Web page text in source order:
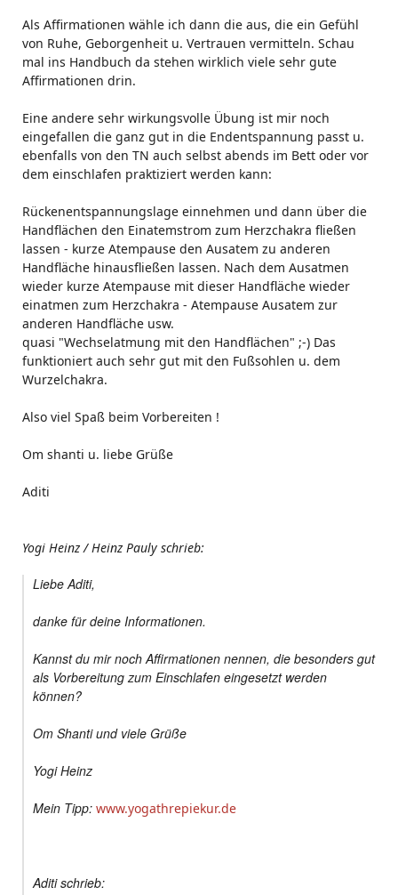
Als Affirmationen wähle ich dann die aus, die ein Gefühl
von Ruhe, Geborgenheit u. Vertrauen vermitteln. Schau
mal ins Handbuch da stehen wirklich viele sehr gute
Affirmationen drin.
Eine andere sehr wirkungsvolle Übung ist mir noch
eingefallen die ganz gut in die Endentspannung passt u.
ebenfalls von den TN auch selbst abends im Bett oder vor
dem einschlafen praktiziert werden kann:
Rückenentspannungslage einnehmen und dann über die
Handflächen den Einatemstrom zum Herzchakra fließen
lassen - kurze Atempause den Ausatem zu anderen
Handfläche hinausfließen lassen. Nach dem Ausatmen
wieder kurze Atempause mit dieser Handfläche wieder
einatmen zum Herzchakra - Atempause Ausatem zur
anderen Handfläche usw.
quasi "Wechselatmung mit den Handflächen" ;-) Das
funktioniert auch sehr gut mit den Fußsohlen u. dem
Wurzelchakra.
Also viel Spaß beim Vorbereiten !
Om shanti u. liebe Grüße
Aditi
Yogi Heinz / Heinz Pauly schrieb:
Liebe Aditi,
danke für deine Informationen.
Kannst du mir noch Affirmationen nennen, die besonders gut
als Vorbereitung zum Einschlafen eingesetzt werden
können?
Om Shanti und viele Grüße
Yogi Heinz
Mein Tipp: www.yogathrepiekur.de
Aditi schrieb: